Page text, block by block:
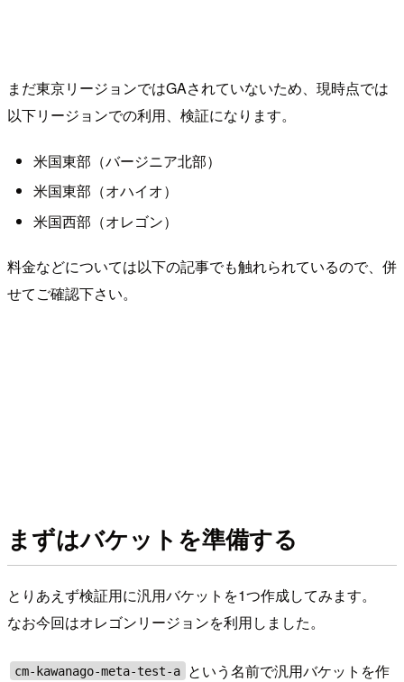
まだ東京リージョンではGAされていないため、現時点では
以下リージョンでの利用、検証になります。
米国東部（バージニア北部）
米国東部（オハイオ）
米国西部（オレゴン）
料金などについては以下の記事でも触れられているので、併
せてご確認下さい。
まずはバケットを準備する
とりあえず検証用に汎用バケットを1つ作成してみます。
なお今回はオレゴンリージョンを利用しました。
cm-kawanago-meta-test-a
という名前で汎用バケットを作